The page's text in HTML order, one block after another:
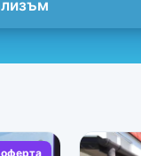
оферта